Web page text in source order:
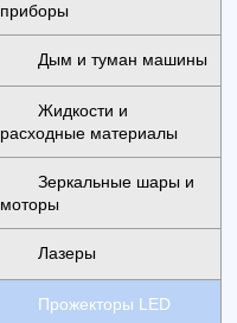
приборы
Дым и туман машины
Жидкости и
расходные материалы
Зеркальные шары и
моторы
Лазеры
Прожекторы LED